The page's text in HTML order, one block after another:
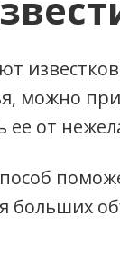
можно
от
больших